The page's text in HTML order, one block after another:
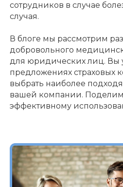
сотрудников в случае
случая.
В блоге мы рассмотрим
добровольного
для юридических лиц. Вы
предложениях страховых
выбрать наиболее
вашей компании.
эффективному